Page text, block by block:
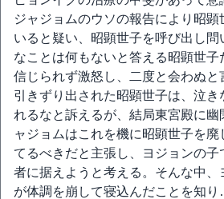
ジャジョムのウソの報告により昭顕
いると疑い、昭顕世子を呼び出し問
なことは何もないと答える昭顕世子
信じられず激怒し、二度と会わぬと
引きずり出された昭顕世子は、泣き
れるなと訴えるが、結局東宮殿に幽
ャジョムはこれを機に昭顕世子を
てるべきだと主張し、ヨジョンの子
者に据えようと考える。そんな中、
が体調を崩して寝込んだことを知